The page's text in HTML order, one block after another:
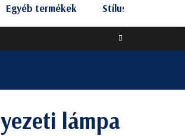
Egyéb termékek Stílus szerint
lámpa